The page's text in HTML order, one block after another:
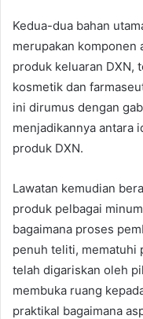
Kedua-dua bahan
merupakan komponen
produk keluaran DXN,
kosmetik dan
ini dirumus dengan
menjadikannya antara
produk DXN.
Lawatan kemudian
produk pelbagai
bagaimana proses
penuh teliti, mematuhi
telah digariskan oleh
membuka ruang
praktikal bagaimana